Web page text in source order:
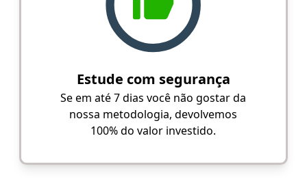
Estude com segurança
Se em até 7 dias você não gostar da
nossa metodologia, devolvemos
100% do valor investido.